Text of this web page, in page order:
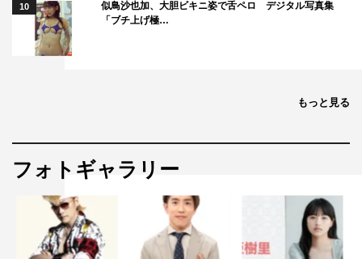
『サンドウィッチマン＆芦田愛菜の博士ちゃん』©テレビ朝日
10
似鳥沙也加、大胆ビキニ姿で舌ペロ デジタル写真集
「ブチ上げ極…
もっと見る
フォトギャラリー